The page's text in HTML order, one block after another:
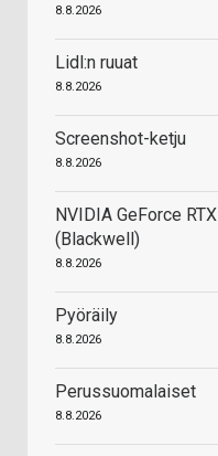
8.8.2026
Lidl:n ruuat
8.8.2026
Screenshot-ketju
8.8.2026
NVIDIA GeForce
(Blackwell)
8.8.2026
Pyöräily
8.8.2026
Perussuomalaiset
8.8.2026